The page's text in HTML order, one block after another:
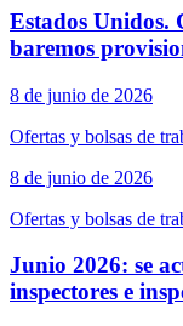
Estados Unidos.
baremos
8 de junio de 2026
Ofertas y bolsas de
8 de junio de 2026
Ofertas y bolsas de
Junio 2026: se
inspectores e